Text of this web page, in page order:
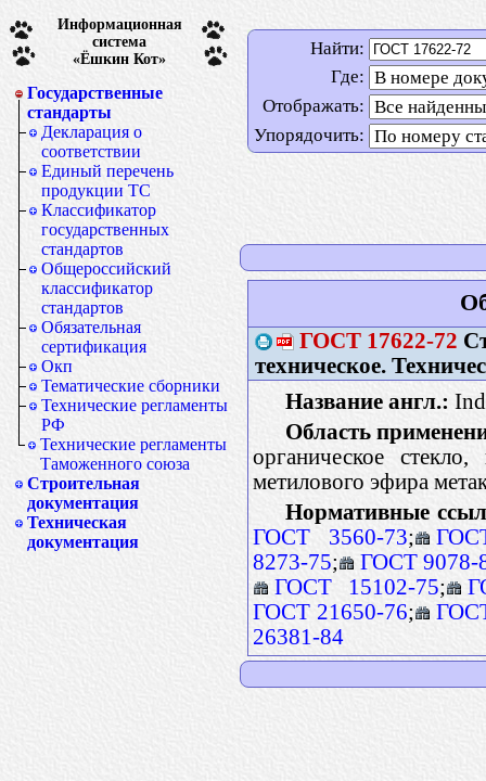
Информационная
система
«Ёшкин Кот»
Государственные
стандарты
Декларация о
соответствии
Единый перечень
продукции ТС
Классификатор
государственных
стандартов
Общероссийский
классификатор
стандартов
Обязательная
сертификация
Окп
Тематические сборники
Технические регламенты
РФ
Технические регламенты
Таможенного союза
Строительная
документация
Техническая
документация
Найти:
Где:
Отображать:
Упорядочить:
ГОСТ 17622-72
техническое.
Название англ.:
Область
органическое
метилового эфира
Нормативные
ГОСТ 3560-73;
8273-75;
ГОСТ 9078-
ГОСТ 15102-75;
ГОСТ 21650-76;
26381-84